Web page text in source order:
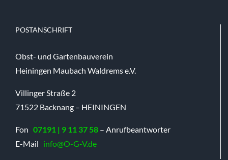
POSTANSCHRIFT
Obst- und Gartenbauverein
Heiningen Maubach Waldrems e.V.
Villinger Straße 2
71522 Backnang – HEININGEN
Fon 07191 | 9 11 37 58 – Anrufbeantworter
E-Mail info@O-G-V.de